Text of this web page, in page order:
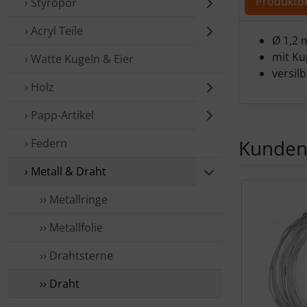
› Acryl Teile
› Watte Kugeln & Eier
› Holz
› Papp-Artikel
› Federn
› Metall & Draht
›› Metallringe
›› Metallfolie
›› Drahtsterne
›› Draht
Ø 1,2
mit